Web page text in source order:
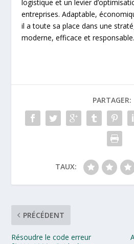
logistique et un levier
entreprises. Adaptable,
il a toute sa place dans une
moderne, efficace et responsable.
PARTAGER:
TAUX:
PRÉCÉDENT
Résoudre le code erreur